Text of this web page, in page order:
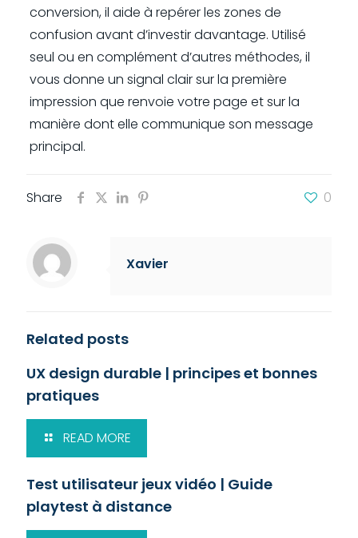
conversion, il aide à repérer les zones de
confusion avant d’investir davantage. Utilisé
seul ou en complément d’autres méthodes, il
vous donne un signal clair sur la première
impression que renvoie votre page et sur la
manière dont elle communique son message
principal.
Share 0
Xavier
Related posts
UX design durable | principes et bonnes
pratiques
READ MORE
Test utilisateur jeux vidéo | Guide
playtest à distance